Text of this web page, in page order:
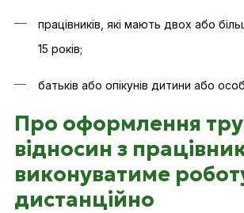
працівників, які мають двох або
15 років;
батьків або опікунів дитини або
Про оформлення
відносин з
виконуватиме
дистанційно